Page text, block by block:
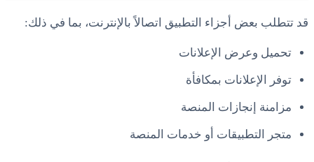
قد تتطلب بعض أجزاء التطبيق اتصالاً بالإنترنت، بما في ذلك:
تحميل وعرض الإعلانات
توفر الإعلانات بمكافأة
مزامنة إنجازات المنصة
متجر التطبيقات أو خدمات المنصة